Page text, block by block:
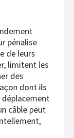
pénalise
de leurs
limitent les
des
dont ils
déplacement
câble peut